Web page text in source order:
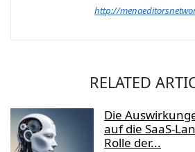
http://
RELATED
Die
auf die SaaS-
Rolle der...